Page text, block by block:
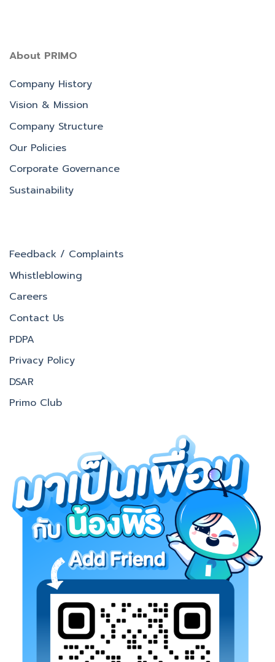
About PRIMO
Company History
Vision & Mission
Company Structure
Our Policies
Corporate Governance
Sustainability
Feedback / Complaints
Whistleblowing
Careers
Contact Us
PDPA
Privacy Policy
DSAR
Primo Club